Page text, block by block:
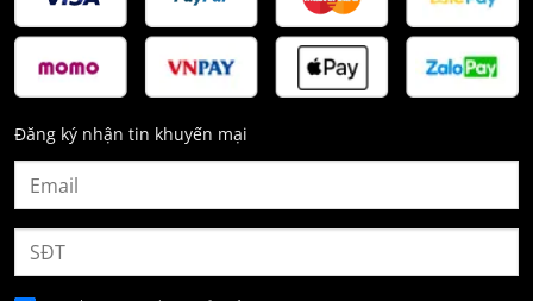
Đăng ký nhận tin khuyến mại